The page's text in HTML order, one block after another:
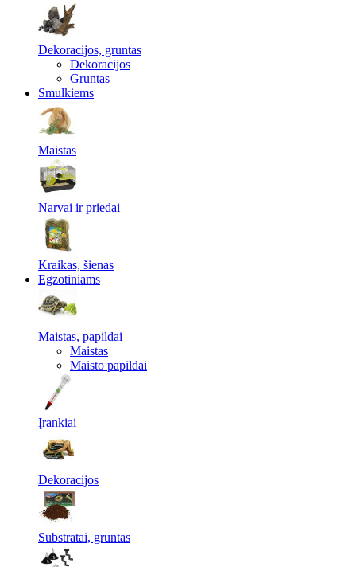
Dekoracijos, gruntas
Dekoracijos
Gruntas
Smulkiems
Maistas
Narvai ir priedai
Kraikas, šienas
Egzotiniams
Maistas, papildai
Maistas
Maisto papildai
Įrankiai
Dekoracijos
Substratai, gruntas